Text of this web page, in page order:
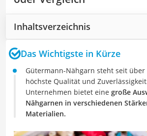
Inhaltsverzeichnis
Das Wichtigste in Kürze
Gütermann-Nähgarn steht seit über
höchste Qualität und
Unternehmen bietet eine große
Nähgarnen in verschiedenen
Materialien.